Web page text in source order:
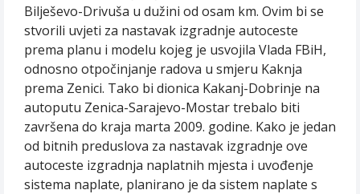
Bilješevo-Drivuša u dužini od osam km. Ovim bi se
stvorili uvjeti za nastavak izgradnje autoceste
prema planu i modelu kojeg je usvojila Vlada FBiH,
odnosno otpočinjanje radova u smjeru Kaknja
prema Zenici. Tako bi dionica Kakanj-Dobrinje na
autoputu Zenica-Sarajevo-Mostar trebalo biti
završena do kraja marta 2009. godine. Kako je jedan
od bitnih preduslova za nastavak izgradnje ove
autoceste izgradnja naplatnih mjesta i uvođenje
sistema naplate, planirano je da sistem naplate s